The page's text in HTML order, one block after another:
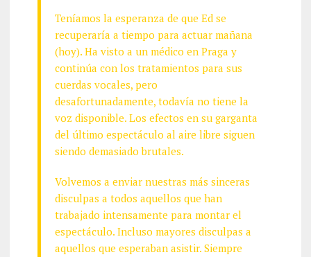
Teníamos la esperanza de que Ed se
recuperaría a tiempo para actuar mañana
(hoy). Ha visto a un médico en Praga y
continúa con los tratamientos para sus
cuerdas vocales, pero
desafortunadamente, todavía no tiene la
voz disponible. Los efectos en su garganta
del último espectáculo al aire libre siguen
siendo demasiado brutales.
Volvemos a enviar nuestras más sinceras
disculpas a todos aquellos que han
trabajado intensamente para montar el
espectáculo. Incluso mayores disculpas a
aquellos que esperaban asistir. Siempre